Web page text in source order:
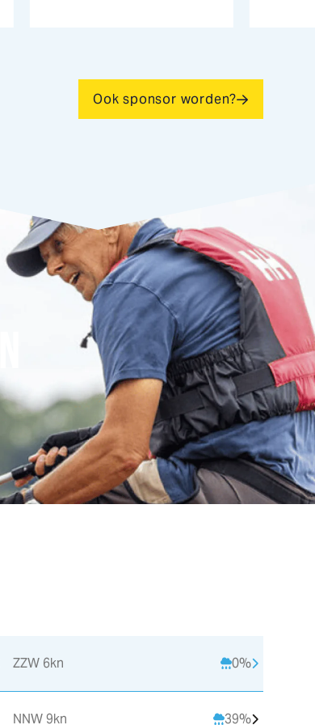
Ook sponsor worden?
ZZW 6kn 0%
NNW 9kn 39%